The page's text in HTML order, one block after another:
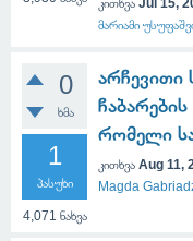
კითხვა Jul 15,
მარიამი
0
ხმა
1
პასუხი
4,071 ნახვა
არჩევითი
რომელი
კითხვა Aug 11,
Magda